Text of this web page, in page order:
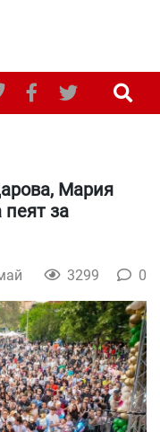
Мария
за
3299 0